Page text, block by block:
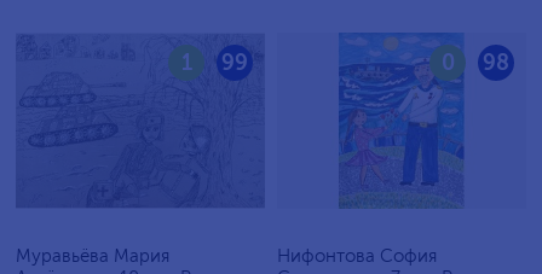
99
1
Муравьёва Мария
98
0
Нифонтова София